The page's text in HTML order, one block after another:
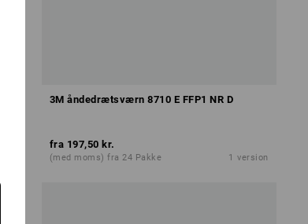
3M åndedrætsværn 8710 E FFP1 NR D
fra 197,50 kr.
(med moms) fra 24 Pakke 1 version